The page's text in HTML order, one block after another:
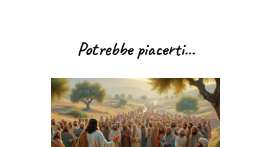
articoliPotrebbe piacerti...